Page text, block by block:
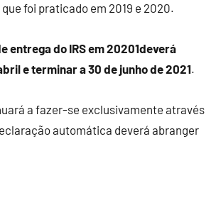
foi praticado em 2019 e 2020.
entrega do IRS em 20201deverá
e terminar a 30 de junho de 2021.
a fazer-se exclusivamente através
automática deverá abranger